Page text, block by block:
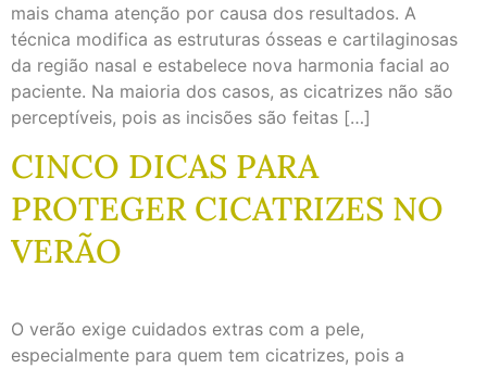
mais chama atenção por causa dos resultados. A
técnica modifica as estruturas ósseas e cartilaginosas
da região nasal e estabelece nova harmonia facial ao
paciente. Na maioria dos casos, as cicatrizes não são
perceptíveis, pois as incisões são feitas […]
CINCO DICAS PARA
PROTEGER CICATRIZES NO
VERÃO
O verão exige cuidados extras com a pele,
especialmente para quem tem cicatrizes, pois a